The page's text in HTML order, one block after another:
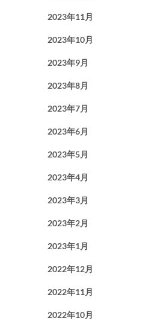
2023年11月
2023年10月
2023年9月
2023年8月
2023年7月
2023年6月
2023年5月
2023年4月
2023年3月
2023年2月
2023年1月
2022年12月
2022年11月
2022年10月